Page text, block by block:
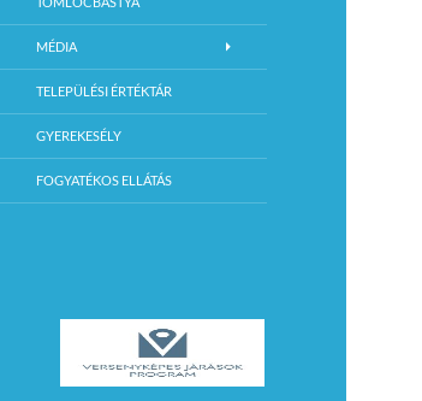
MÉDIA
TELEPÜLÉSI ÉRTÉKTÁR
GYEREKESÉLY
FOGYATÉKOS ELLÁTÁS